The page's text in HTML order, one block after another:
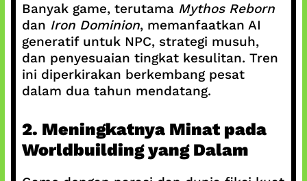
Banyak game, terutama Mythos Reborn
dan Iron Dominion, memanfaatkan AI
generatif untuk NPC, strategi musuh,
dan penyesuaian tingkat kesulitan. Tren
ini diperkirakan berkembang pesat
dalam dua tahun mendatang.
2. Meningkatnya Minat pada
Worldbuilding yang Dalam